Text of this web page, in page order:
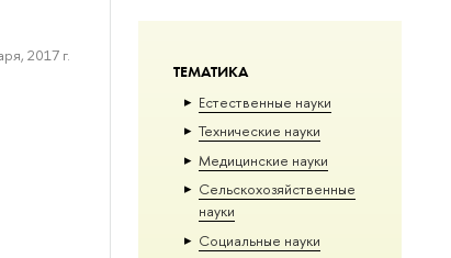
ТЕМАТИКА
Естественные науки
Тех­ничес­кие науки
Медицинские науки
Сельскохозяйственные
науки
Социальные науки
2017 г.